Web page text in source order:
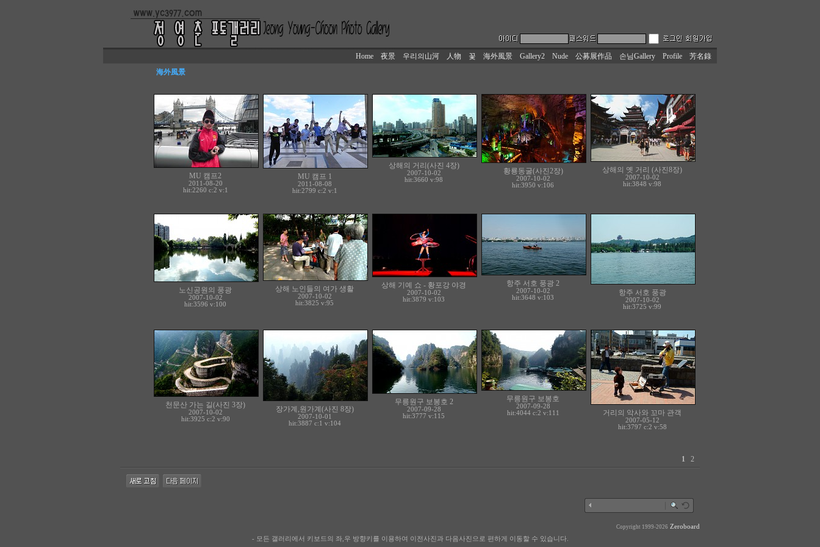
Home 夜景 우리의山河 人物 꽃 海外風景 Gallery2 Nude 公募展作品 손님Gallery Profile
芳名錄
海外風景
MU 캠프2
2011-08-20
hit:2260 c:2 v:1
MU 캠프 1
2011-08-08
hit:2799 c:2 v:1
상해의 거리(사진 4장)
2007-10-02
hit:3660 v:98
황룡동굴(사진2장)
2007-10-02
hit:3950 v:106
상해의 옛 거리 (사진8장)
2007-10-02
hit:3848 v:98
노신공원의 풍광
2007-10-02
hit:3596 v:100
상해 노인들의 여가 생활
2007-10-02
hit:3825 v:95
상해 기예 쇼 - 황포강 야경
2007-10-02
hit:3879 v:103
항주 서호 풍광 2
2007-10-02
hit:3648 v:103
항주 서호 풍광
2007-10-02
hit:3725 v:99
천문산 가는 길(사진 3장)
2007-10-02
hit:3925 c:2 v:90
장가계,원가계(사진 8장)
2007-10-01
hit:3887 c:1 v:104
무릉원구 보봉호 2
2007-09-28
hit:3777 v:115
무릉원구 보봉호
2007-09-28
hit:4044 c:2 v:111 거리의 악사와 꼬마 관객
2007-05-12
hit:3797 c:2 v:58
1 2
Copyright 1999-2026 Zeroboard
- 모든 갤러리에서 키보드의 좌,우 방향키를 이용하여 이전사진과 다음사진으로 편하게 이동할 수 있습니다.